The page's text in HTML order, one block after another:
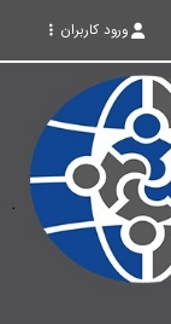
ورود کاربران